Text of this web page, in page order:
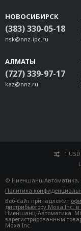
НОВОСИБИРСК
(383) 330-05-18
nsk@nnz-ipc.ru
АЛМАТЫ
(727) 339-97-17
kaz@nnz.ru
1
© Ниеншанц-Автоматика,
Политика
Веб-сайт принадлежит
дистрибьютору Moxa Inc. в
Ниеншанц-Автоматика.
зарегистрированным
Moxa Inc.